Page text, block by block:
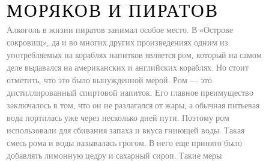
МОРЯКОВ И ПИРАТОВ
Алкоголь в жизни пиратов занимал особое место. В «Острове
сокровищ», да и во многих других произведениях одним из
употребляемых на кораблях напитков является ром, который на самом
деле выдавался на американских и английских кораблях. Но стоит
отметить, что это было вынужденной мерой. Ром — это
дистиллированный спиртовой напиток. Его главное преимущество
заключалось в том, что он не разлагался от жары, а обычная питьевая
вода портилась уже через несколько дней пути. Поэтому ром
использовали для сбивания запаха и вкуса гниющей воды. Такая
смесь рома и воды называлась грогом. В него еще принято было
добавлять лимонную цедру и сахарный сироп. Такие меры